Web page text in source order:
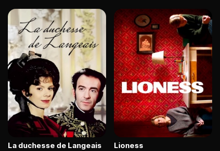
La duchesse de Langeais Lioness